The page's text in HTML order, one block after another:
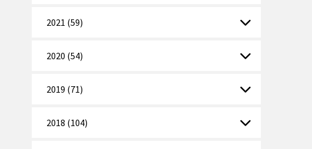
2021 (59)
2020 (54)
2019 (71)
2018 (104)